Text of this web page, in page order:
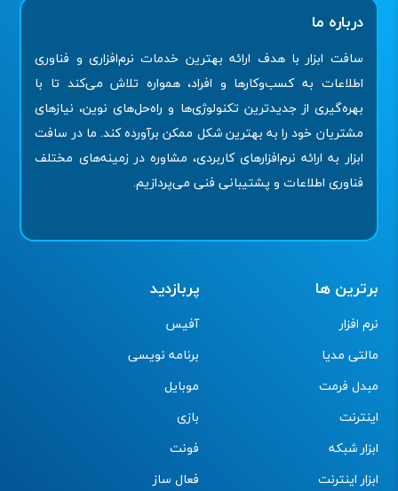
درباره ما
سافت ابزار با هدف ارائه بهترین خدمات نرم‌افزاری و فناوری
اطلاعات به کسب‌وکارها و افراد، همواره تلاش می‌کند تا با
بهره‌گیری از جدیدترین تکنولوژی‌ها و راه‌حل‌های نوین، نیازهای
مشتریان خود را به بهترین شکل ممکن برآورده کند. ما در سافت
ابزار به ارائه نرم‌افزارهای کاربردی، مشاوره در زمینه‌های مختلف
فناوری اطلاعات و پشتیبانی فنی می‌پردازیم.
برترین ها
نرم افزار
مالتی مدیا
مبدل فرمت
اینترنت
ابزار شبکه
ابزار اینترنت
پربازدید
آفیس
برنامه نویسی
موبایل
بازی
فونت
فعال ساز